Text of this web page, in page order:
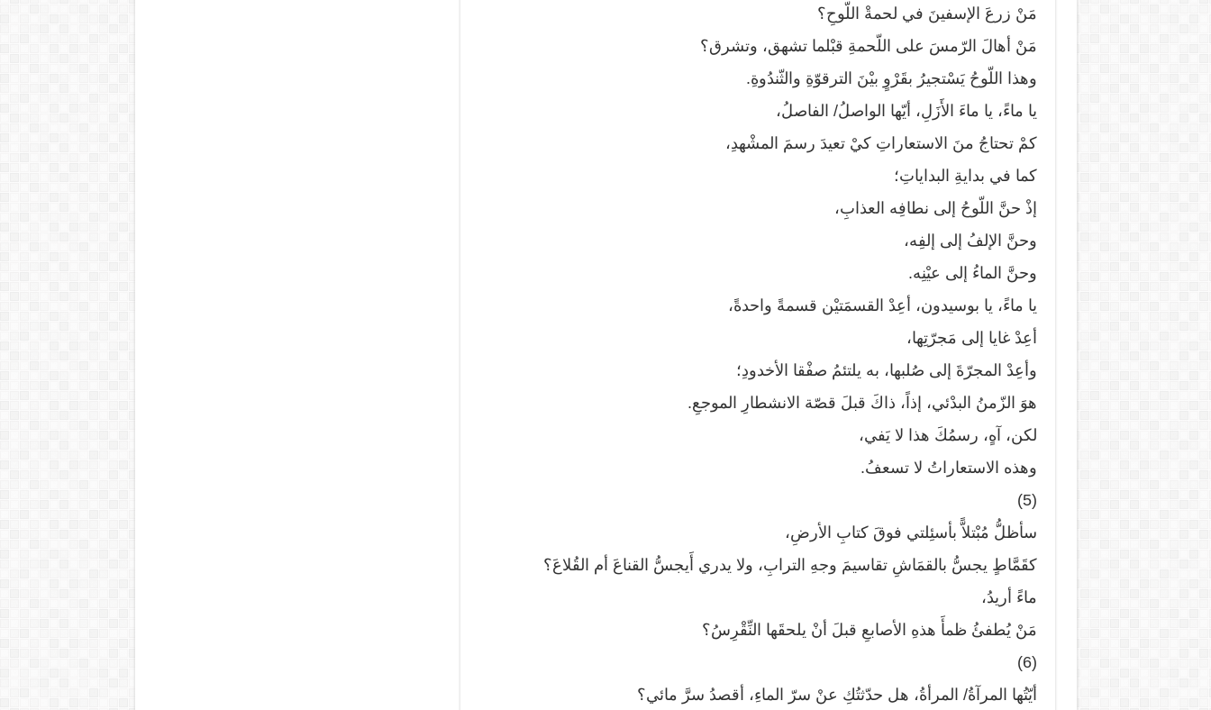
مَنْ زرعَ الإسفينَ في لحمةْ اللّوحِ؟
مَنْ أهالَ الرّمسَ على اللّحمةِ قبْلما تشهق، وتشرق؟
وهذا اللّوحُ يَسْتجيرُ بقَرْوٍ بيْنَ الترقوّةِ والثّندُوةِ.
يا ماءً، يا ماءَ الأَزَلِ، أيّها الواصلُ/ الفاصلُ،
كمْ تحتاجُ منَ الاستعاراتِ كيْ تعيدَ رسمَ المشْهدِ،
كما في بدايةِ البداياتِ؛
إذْ حنَّ اللّوحُ إلى نطافِه العذابِ،
وحنَّ الإلفُ إلى إلفِه،
وحنَّ الماءُ إلى عيْنِه.
يا ماءً، يا بوسيدون، أعِدْ القسمَتيْن قسمةً واحدةً،
أعِدْ غايا إلى مَجرّتِها،
وأعِدْ المجرّةَ إلى صُلبها، به يلتئمُ صفْقا الأخدودِ؛
هوَ الزّمنُ البدْئي، إذاً، ذاكَ قبلَ قصّة الانشطارِ الموجعِ.
لكن، آهٍ، رسمُكَ هذا لا يَفي،
وهذه الاستعاراتُ لا تسعفُ.
(5)
سأظلُّ مُبْتلاًّ بأسئِلتي فوقَ كتابِ الأرضِ،
كقَمَّاطٍ يجسُّ بالقمَاشِ تقاسيمَ وجهِ الترابِ، ولا يدري أَيجسُّ القناعَ أم القُلاعَ؟
ماءً أريدُ،
مَنْ يُطفئُ ظمأَ هذهِ الأصابعِ قبلَ أنْ يلحقَها النِّقْرِسُ؟
(6)
أيّتُها المرآةُ/ المرأةُ، هل حدّثتُكِ عنْ سرّ الماءِ، أقصدُ سرَّ مائي؟